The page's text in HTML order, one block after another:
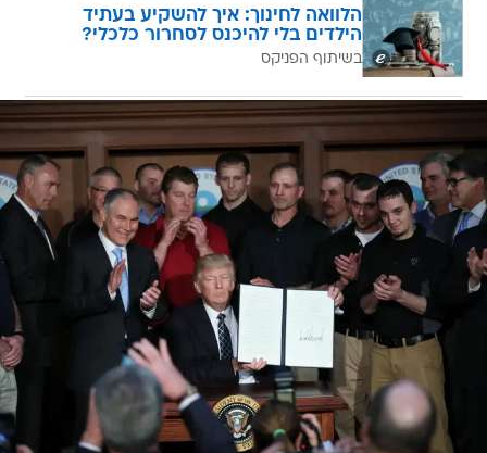
הלוואה לחינוך: איך להשקיע בעתיד
הילדים בלי להיכנס לסחרור כלכלי?
בשיתוף הפניקס